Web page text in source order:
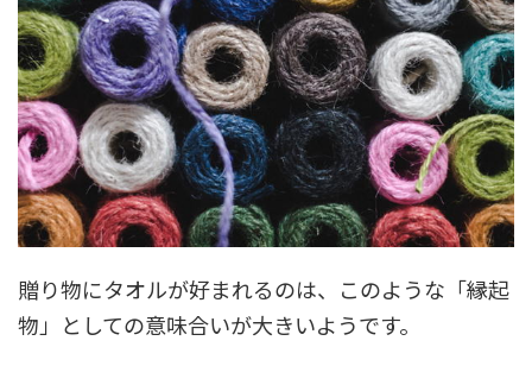
贈り物にタオルが好まれるのは、このような「縁起
物」としての意味合いが大きいようです。